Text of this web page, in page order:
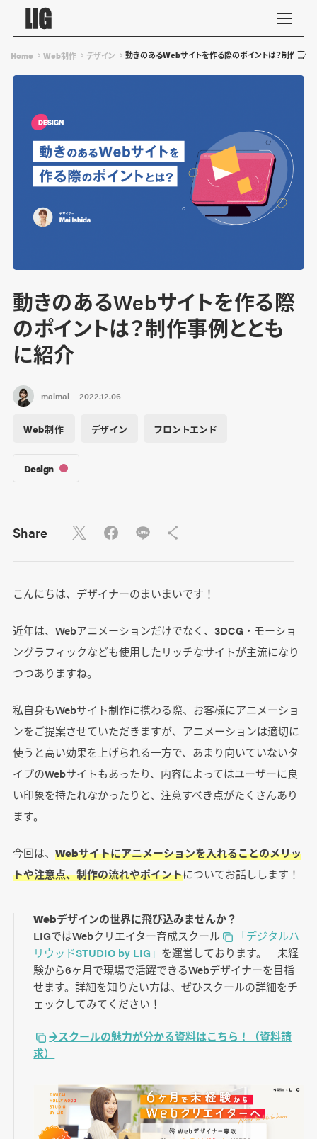
Home Web制作 デザイン 動きのあるWebサイトを作る際のポイントは？制作事例
動きのあるWebサイトを作る際
のポイントは？制作事例ととも
に紹介
maimai 2022.12.06
Web制作 デザイン フロントエンド
Design
Share
こんにちは、デザイナーのまいまいです！
近年は、Webアニメーションだけでなく、3DCG・モーショ
ングラフィックなども使用したリッチなサイトが主流になり
つつありますね。
私自身もWebサイト制作に携わる際、お客様にアニメーショ
ンをご提案させていただきますが、アニメーションは適切に
使うと高い効果を上げられる一方で、あまり向いていないタ
イプのWebサイトもあったり、内容によってはユーザーに良
い印象を持たれなかったりと、注意すべき点がたくさんあり
ます。
今回は、 Webサイトにアニメーションを入れることのメリッ
トや注意点、制作の流れやポイントについてお話しします！
Webデザインの世界に飛び込みませんか？
LIGではWebクリエイター育成スクール
「デジタルハ
リウッドSTUDIO by LIG」 を運営しております。 未経
験から6ヶ月で現場で活躍できるWebデザイナーを目指
せます。詳細を知りたい方は、ぜひスクールの詳細をチ
ェックしてみてください！
→スクールの魅力が分かる資料はこちら！（資料請
求）